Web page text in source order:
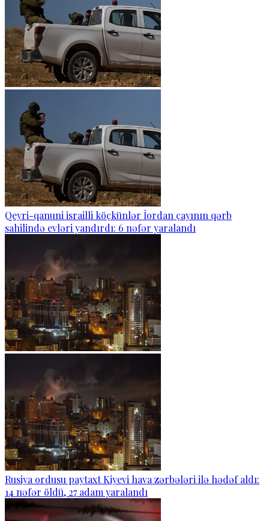
Qeyri-qanuni israilli köçkünlər İordan çayının qərb
sahilində evləri yandırdı: 6 nəfər yaralandı
Rusiya ordusu paytaxt Kiyevi hava zərbələri ilə hədəf aldı:
14 nəfər öldü, 27 adam yaralandı